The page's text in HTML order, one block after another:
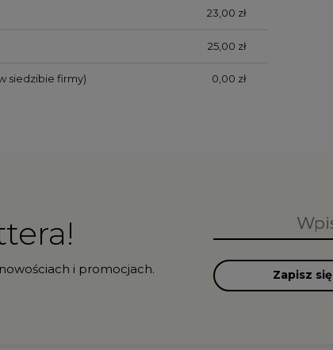
23,00 zł
25,00 zł
siedzibie firmy) 0,00 zł
i promocjach. Zapisz się